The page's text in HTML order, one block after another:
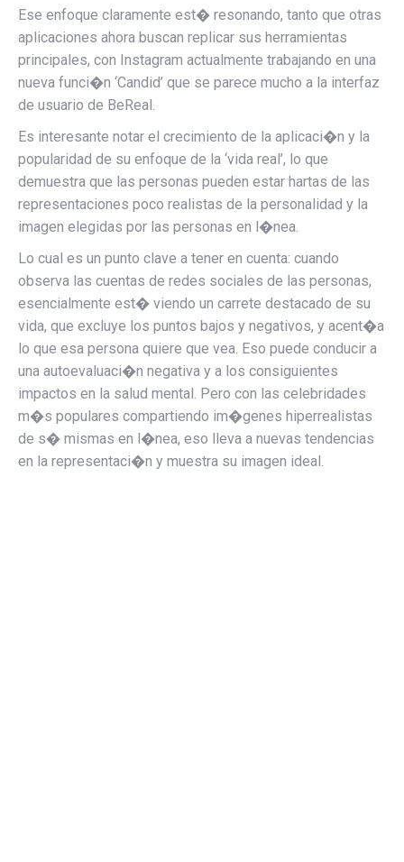
Ese enfoque claramente est� resonando, tanto que otras
aplicaciones ahora buscan replicar sus herramientas
principales, con Instagram actualmente trabajando en una
nueva funci�n ‘Candid’ que se parece mucho a la interfaz
de usuario de BeReal.
Es interesante notar el crecimiento de la aplicaci�n y la
popularidad de su enfoque de la ‘vida real’, lo que
demuestra que las personas pueden estar hartas de las
representaciones poco realistas de la personalidad y la
imagen elegidas por las personas en l�nea.
Lo cual es un punto clave a tener en cuenta: cuando
observa las cuentas de redes sociales de las personas,
esencialmente est� viendo un carrete destacado de su
vida, que excluye los puntos bajos y negativos, y acent�a
lo que esa persona quiere que vea. Eso puede conducir a
una autoevaluaci�n negativa y a los consiguientes
impactos en la salud mental. Pero con las celebridades
m�s populares compartiendo im�genes hiperrealistas
de s� mismas en l�nea, eso lleva a nuevas tendencias
en la representaci�n y muestra su imagen ideal.